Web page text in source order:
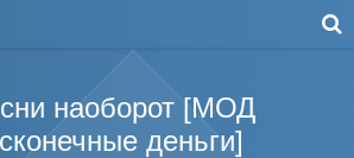
наоборот [МОД
деньги]